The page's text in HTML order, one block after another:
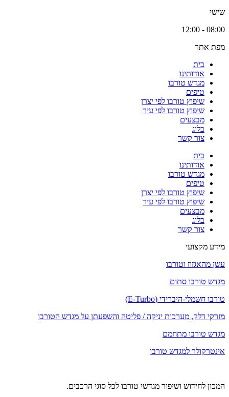
שישי
08:00 - 12:00
מפת אתר
בית
אודותינו
מגדש טורבו
טיפים
שיפוץ טורבו לפי יצרן
שיפוץ טורבו לפי עיר
מבצעים
בלוג
צור קשר
בית
אודותינו
מגדש טורבו
טיפים
שיפוץ טורבו לפי יצרן
שיפוץ טורבו לפי עיר
מבצעים
בלוג
צור קשר
מידע מקצועי
עשן מהאגזוז וטורבו
מגדש טורבו סתום
טורבו חשמלי-היברידי (E-Turbo)
מזרקי דלק, מערכות יניקה / פליטה והשפעתן על מגדש הטורבו
מגדש טורבו מתחמם
אינטרקולר למגדש טורבו
המכון לחידוש ושיפור מגדשי טורבו לכל סוגי הרכבים.